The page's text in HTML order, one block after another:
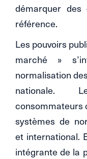
démarquer des
référence.
Les pouvoirs
marché »
normalisation
nationale.
consommateurs
systèmes de
et international.
intégrante de la